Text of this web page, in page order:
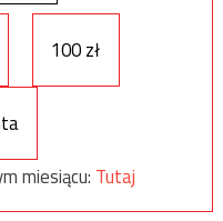
100 zł
miesiącu: Tutaj